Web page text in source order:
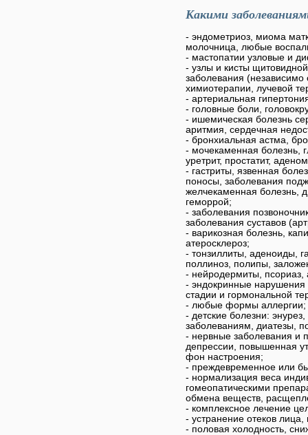
Какими
- эндометриоз, миома
молочница, любые
- мастопатии узловые и
- узлы и кисты
заболевания
химиотерапии, лучевой
- артериальная
- головные боли,
- ишемическая болезнь
аритмия, сердечная
- бронхиальная астма,
- мочекаменная болезнь,
уретрит, простатит,
- гастриты, язвенная
поносы, заболевания
желчекаменная болезнь,
геморрой;
- заболевания
заболевания суставов
- варикозная болезнь,
атеросклероз;
- тонзиллиты, аденоиды,
поллиноз, полипы,
- нейродермиты, псориаз,
- эндокринные нарушения
стадии и гормональной
- любые формы аллергии;
- детские болезни:
заболеваниям, диатезы,
- нервные заболевания и
депрессии, повышенная
фон настроения;
- преждевременное или
- нормализация веса
гомеопатическими
обмена веществ,
- комплексное лечение
- устранение отеков лица,
- половая холодность,